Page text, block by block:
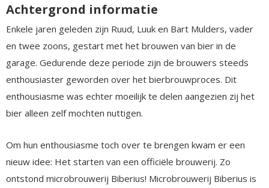
Achtergrond informatie
Enkele jaren geleden zijn Ruud, Luuk en Bart Mulders, vader
en twee zoons, gestart met het brouwen van bier in de
garage. Gedurende deze periode zijn de brouwers steeds
enthousiaster geworden over het bierbrouwproces. Dit
enthousiasme was echter moeilijk te delen aangezien zij het
bier alleen zelf mochten nuttigen.
Om hun enthousiasme toch over te brengen kwam er een
nieuw idee: Het starten van een officiële brouwerij. Zo
ontstond microbrouwerij Biberius! Microbrouwerij Biberius is